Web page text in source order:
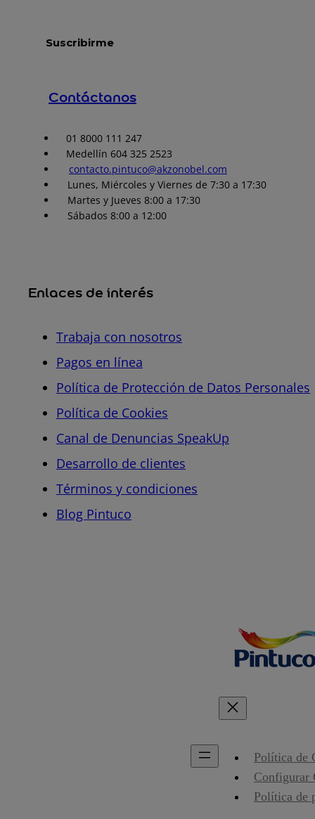
Contáctanos
01 8000 111 247
Medellín 604 325 2523
contacto.pintuco@akzonobel.com
Lunes, Miércoles y Viernes de 7:30 a 17:30
Martes y Jueves 8:00 a 17:30
Sábados 8:00 a 12:00
Enlaces de interés
Trabaja con nosotros
Pagos en línea
Política de Protección de Datos Personales
Política de Cookies
Canal de Denuncias SpeakUp
Desarrollo de clientes
Términos y condiciones
Blog Pintuco
Política de
Configurar
Política de